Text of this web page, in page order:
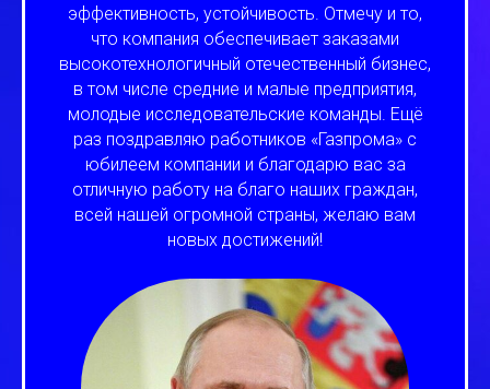
эффективность, устойчивость. Отмечу и то,
что компания обеспечивает заказами
высокотехнологичный отечественный бизнес,
в том числе средние и малые предприятия,
молодые исследовательские команды. Ещё
раз поздравляю работников «Газпрома» с
юбилеем компании и благодарю вас за
отличную работу на благо наших граждан,
всей нашей огромной страны, желаю вам
новых достижений!